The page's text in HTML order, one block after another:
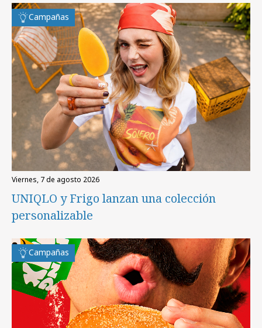
Campañas
viernes, 7 de agosto 2026
UNIQLO y Frigo lanzan una colección
personalizable
Campañas